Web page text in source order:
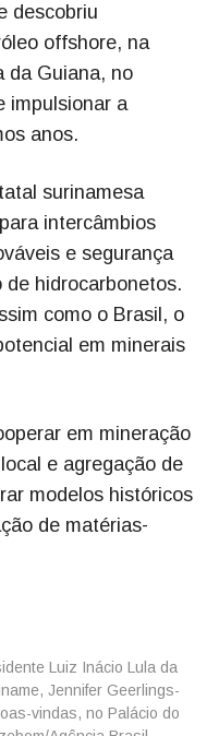
descobriu
offshore, na
da Guiana, no
impulsionar a
anos.
surinamesa
intercâmbios
e segurança
de hidrocarbonetos.
como o Brasil, o
em minerais
em mineração
e agregação de
modelos históricos
de matérias-